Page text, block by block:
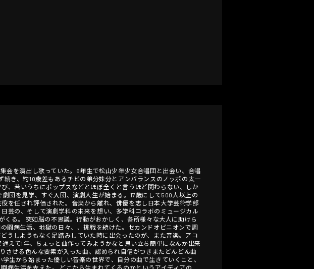
会を演出し歌っていた。6年生で松山少年少女合唱団と出会い、合唱
き、約10歳差もあるチビの弟分妹分とアンバランスのノッポの太一
、若いうちにポップスなどとほぼ全くと言うほど関わらない、しか
団を見学、すぐ入団、演劇人生が始まる。17歳にして500人以上の
を任され評価された。音楽から離れ、俳優を志し日本大学芸術学部
芸の、そして演劇学科の未来を想い、多学科コラボのミュージカル
る。 突如脳の不思議。行動がおかしく、各所様々な大人に助けら
闘病生活、地獄の日々、、挑戦を続けた。セカンドオピニオンで調
うしようもなく足踏みしていた時に出会ったのが、また音楽。アコ
えて1年、ちょっと曲作ってみようかなと思い立ち簡単になんか出来
させる色んな要素が入った曲、認められ自信がつきまたどんどん曲
生から始まった優しい音楽の世界で、自分の曲で生きていくこと、